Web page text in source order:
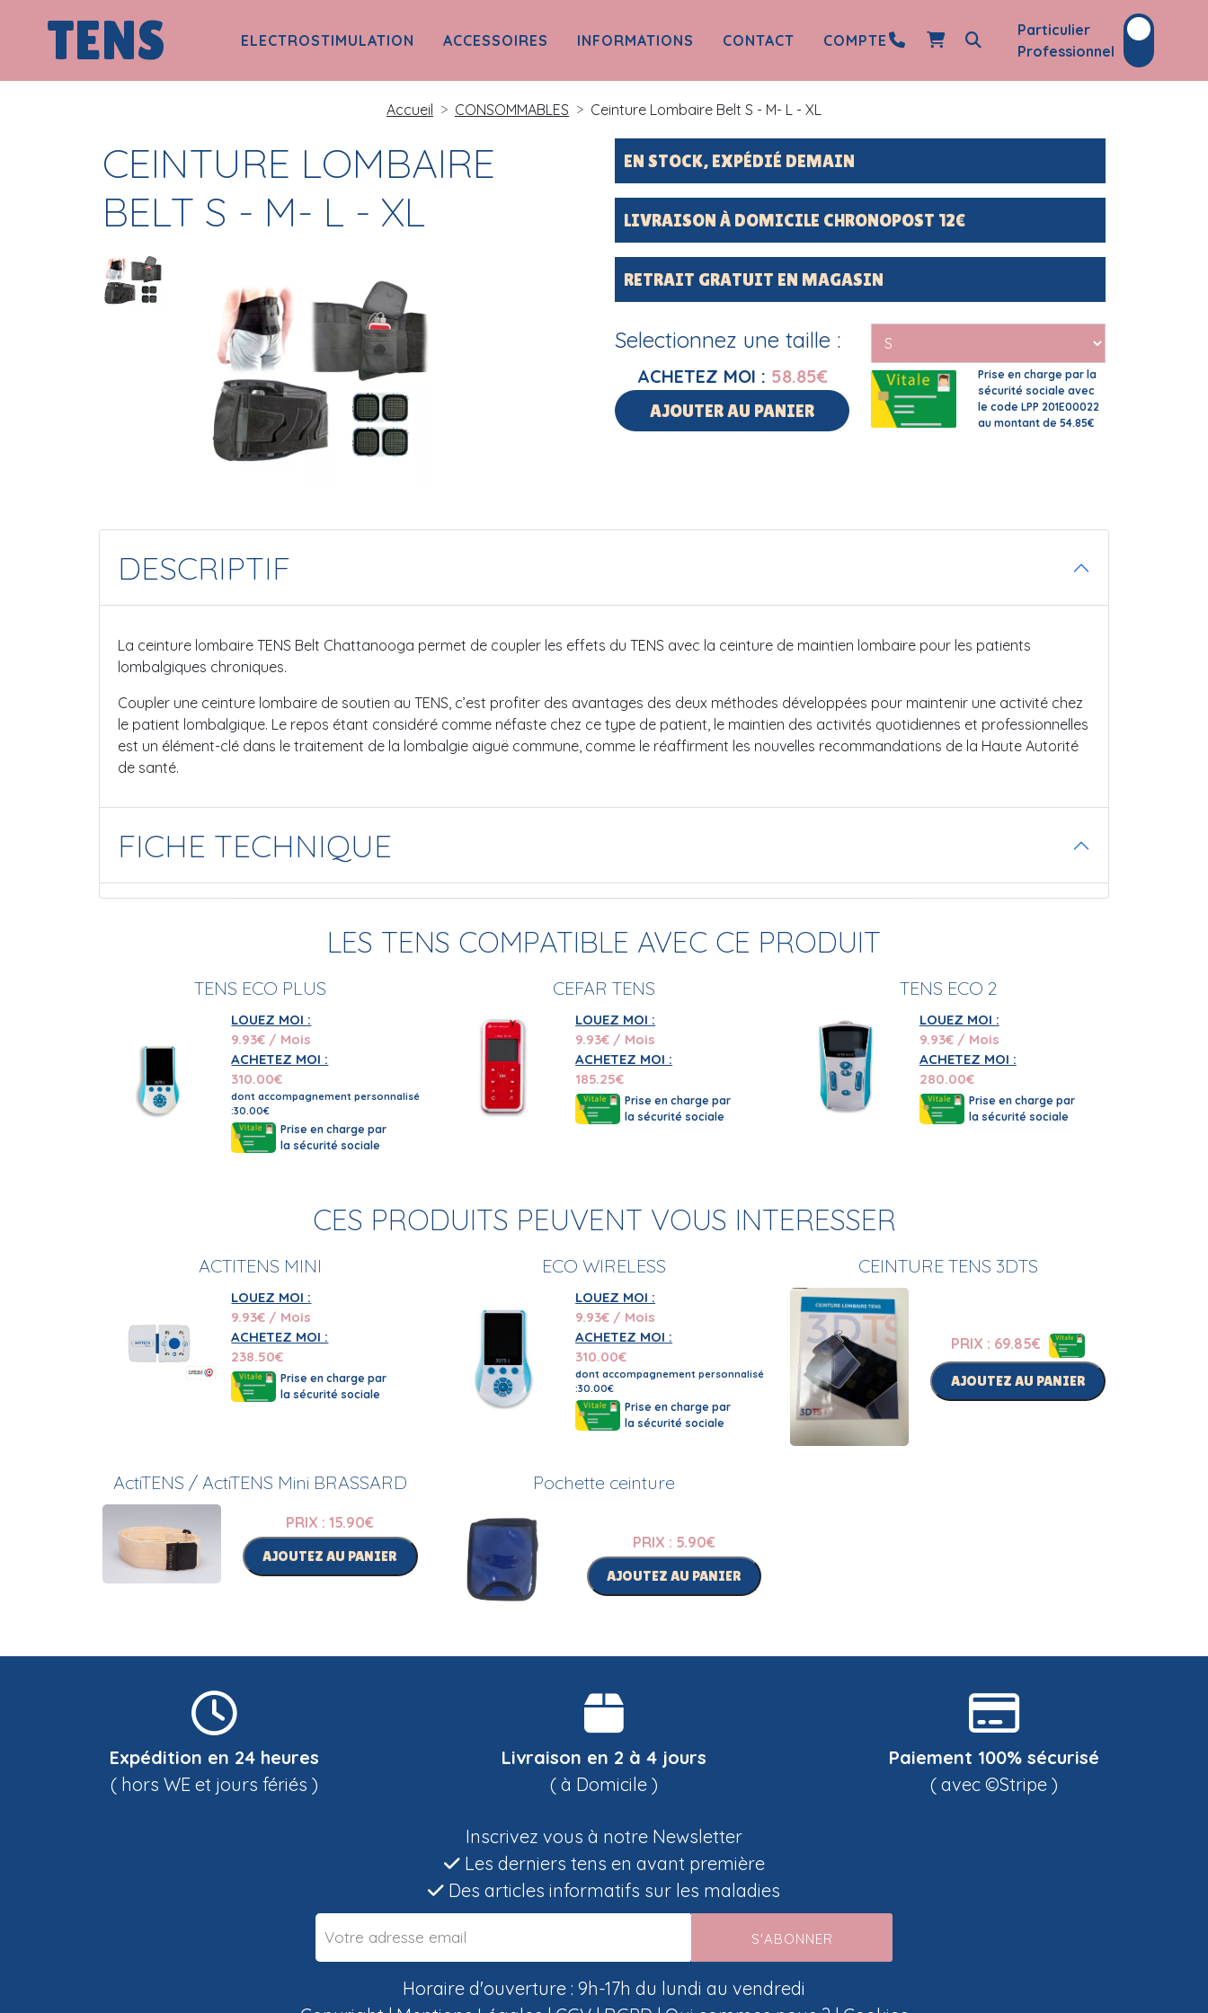
TENS ELECTROSTIMULATION ACCESSOIRES INFORMATIONS CONTACT COMPTE
Particulier
Professionnel
Accueil CONSOMMABLES Ceinture Lombaire Belt S - M- L - XL
CEINTURE LOMBAIRE
BELT S - M- L - XL
EN STOCK, EXPÉDIÉ DEMAIN
LIVRAISON À DOMICILE CHRONOPOST 12€
RETRAIT GRATUIT EN MAGASIN
Selectionnez une taille :
ACHETEZ MOI : 58.85€
AJOUTER AU PANIER
Prise en charge par la
sécurité sociale avec
le code LPP 201E00022
au montant de 54.85€
DESCRIPTIF
La ceinture lombaire TENS Belt Chattanooga permet de coupler les effets du TENS avec la ceinture de maintien lombaire pour les patients
lombalgiques chroniques.
Coupler une ceinture lombaire de soutien au TENS, c’est profiter des avantages des deux méthodes développées pour maintenir une activité chez
le patient lombalgique. Le repos étant considéré comme néfaste chez ce type de patient, le maintien des activités quotidiennes et professionnelles
est un élément-clé dans le traitement de la lombalgie aiguë commune, comme le réaffirment les nouvelles recommandations de la Haute Autorité
de santé.
FICHE TECHNIQUE
LES TENS COMPATIBLE AVEC CE PRODUIT
TENS ECO PLUS
LOUEZ MOI :
9.93€ / Mois
ACHETEZ MOI :
310.00€
dont accompagnement personnalisé
:30.00€
Prise en charge par
la sécurité sociale
CEFAR TENS
LOUEZ MOI :
9.93€ / Mois
ACHETEZ MOI :
185.25€
Prise en charge par
la sécurité sociale
TENS ECO 2
LOUEZ MOI :
9.93€ / Mois
ACHETEZ MOI :
280.00€
Prise en charge par
la sécurité sociale
CES PRODUITS PEUVENT VOUS INTERESSER
ACTITENS MINI
LOUEZ MOI :
9.93€ / Mois
ACHETEZ MOI :
238.50€
Prise en charge par
la sécurité sociale
ECO WIRELESS
LOUEZ MOI :
9.93€ / Mois
ACHETEZ MOI :
310.00€
dont accompagnement personnalisé
:30.00€
Prise en charge par
la sécurité sociale
CEINTURE TENS 3DTS
PRIX : 69.85€
AJOUTEZ AU PANIER
ActiTENS / ActiTENS Mini BRASSARD
PRIX : 15.90€
AJOUTEZ AU PANIER
Pochette ceinture
PRIX : 5.90€
AJOUTEZ AU PANIER
Expédition en 24 heures
( hors WE et jours fériés )
Livraison en 2 à 4 jours
( à Domicile )
Paiement 100% sécurisé
( avec ©Stripe )
Inscrivez vous à notre Newsletter
Les derniers tens en avant première
Des articles informatifs sur les maladies
S'ABONNER
Horaire d'ouverture : 9h-17h du lundi au vendredi